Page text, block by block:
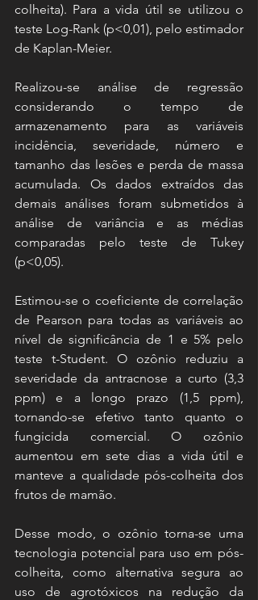
colheita). Para a vida útil se utilizou o
teste Log-Rank (p<0,01), pelo estimador
de Kaplan-Meier.
Realizou-se análise de regressão
considerando o tempo de
armazenamento para as variáveis
incidência, severidade, número e
tamanho das lesões e perda de massa
acumulada. Os dados extraídos das
demais análises foram submetidos à
análise de variância e as médias
comparadas pelo teste de Tukey
(p<0,05).
Estimou-se o coeficiente de correlação
de Pearson para todas as variáveis ao
nível de significância de 1 e 5% pelo
teste t-Student. O ozônio reduziu a
severidade da antracnose a curto (3,3
ppm) e a longo prazo (1,5 ppm),
tornando-se efetivo tanto quanto o
fungicida comercial. O ozônio
aumentou em sete dias a vida útil e
manteve a qualidade pós-colheita dos
frutos de mamão.
Desse modo, o ozônio torna-se uma
tecnologia potencial para uso em pós-
colheita, como alternativa segura ao
uso de agrotóxicos na redução da